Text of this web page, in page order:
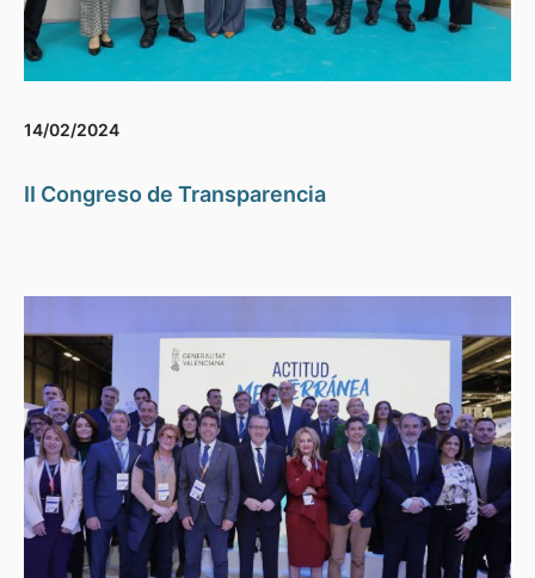
14/02/2024
II Congreso de Transparencia